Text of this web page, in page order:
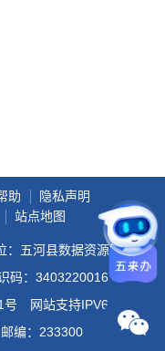
助
隐私声明
站点地图
：五河县数据资源管理局
码：3403220016
号
网站支持IPV6
邮编：233300